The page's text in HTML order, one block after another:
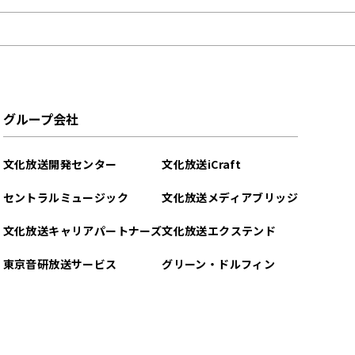
グループ会社
文化放送開発センター
セントラルミュージック
文化放送キャリアパートナーズ
東京音研放送サービス
文化放送iCraft
文化放送メディアブリッジ
文化放送エクステンド
グリーン・ドルフィン